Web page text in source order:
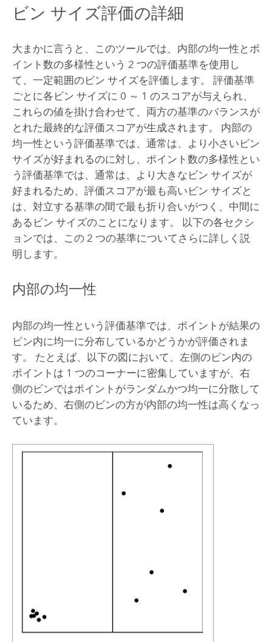
ビン サイズ評価の詳細
大まかに言うと、このツールでは、内部の均一性とポ
イント数の多様性という 2 つの評価基準を使用し
て、一定範囲のビン サイズを評価します。 評価基準
ごとに各ビン サイズに 0 ～ 1 のスコアが与えられ、
これらの値を掛け合わせて、両方の基準のバランスが
とれた最終的な評価スコアが生成されます。 内部の
均一性という評価基準では、通常は、より小さいビン
サイズが好まれるのに対し、ポイント数の多様性とい
う評価基準では、通常は、より大きなビン サイズが
好まれるため、評価スコアが最も高いビン サイズと
は、対立する基準の間で最も折り合いがつく、中間に
あるビン サイズのことになります。 以下の各セクシ
ョンでは、この 2 つの基準についてさらに詳しく説
明します。
内部の均一性
内部の均一性という評価基準では、ポイントが結果の
ビン内に均一に分布しているかどうかが評価されま
す。 たとえば、以下の図において、左側のビン内の
ポイントは 1 つのコーナーに密集していますが、右
側のビンではポイントがランダムかつ均一に分散して
いるため、右側のビンの方が内部の均一性は高くなっ
ています。